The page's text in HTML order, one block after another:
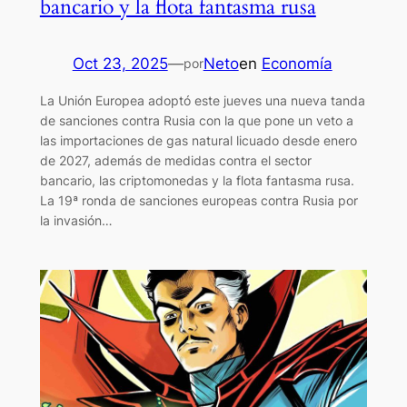
bancario y la flota fantasma rusa
Oct 23, 2025—porNetoen Economía
La Unión Europea adoptó este jueves una nueva tanda
de sanciones contra Rusia con la que pone un veto a
las importaciones de gas natural licuado desde enero
de 2027, además de medidas contra el sector
bancario, las criptomonedas y la flota fantasma rusa.
La 19ª ronda de sanciones europeas contra Rusia por
la invasión…